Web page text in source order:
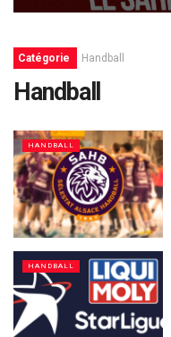
Catégorie Handball
Handball
HANDBALL
HANDBALL